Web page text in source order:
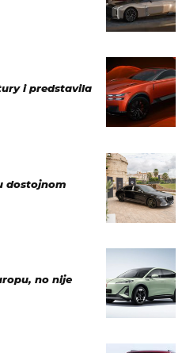
i predstavila
dostojnom
no nije